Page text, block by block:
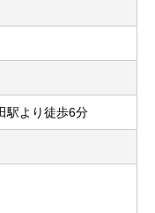
駅より徒歩6分